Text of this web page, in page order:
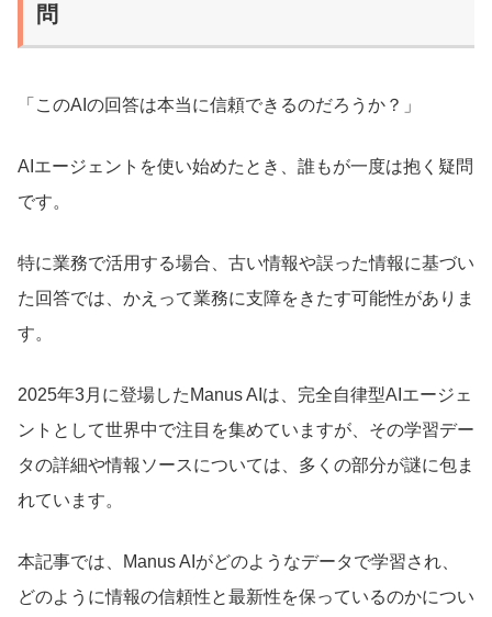
問
「このAIの回答は本当に信頼できるのだろうか？」
AIエージェントを使い始めたとき、誰もが一度は抱く疑問
です。
特に業務で活用する場合、古い情報や誤った情報に基づい
た回答では、かえって業務に支障をきたす可能性がありま
す。
2025年3月に登場したManus AIは、完全自律型AIエージェ
ントとして世界中で注目を集めていますが、その学習デー
タの詳細や情報ソースについては、多くの部分が謎に包ま
れています。
本記事では、Manus AIがどのようなデータで学習され、
どのように情報の信頼性と最新性を保っているのかについ